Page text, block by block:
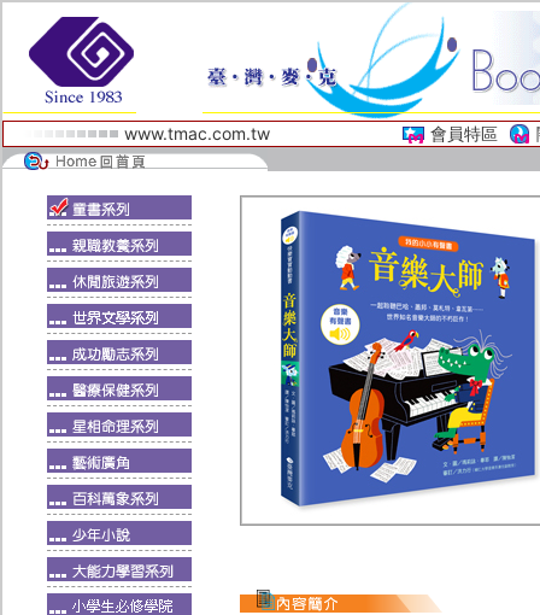
www.tmac.com.tw 會員特區